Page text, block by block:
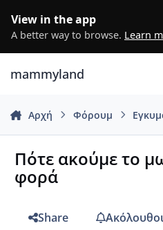
View in the app
A better way to browse. Learn
mammyland
Αρχή Φόρουμ
Πότε ακούμε το
φορά
Share